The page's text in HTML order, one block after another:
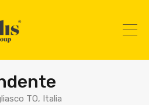
TO, Italia